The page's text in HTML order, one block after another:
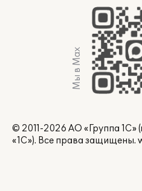
Мы в Max
© 2011-2026 АО «Группа
«1С»). Все права защищены.